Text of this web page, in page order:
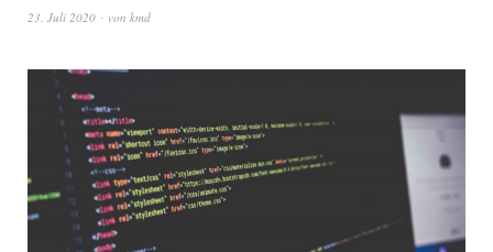
23. Juli 2020 von kmd